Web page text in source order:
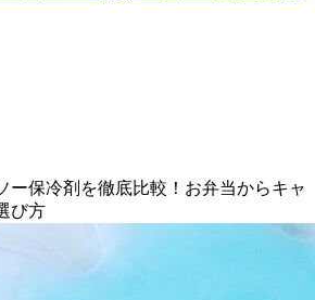
ー保冷剤を徹底比較！お弁当からキャ
び方